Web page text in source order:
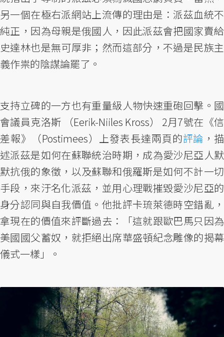
另一個在極右派網站上流傳的理由是：派茲血統不
純正，因為母親是俄國人，因此派茲會把國家賣給
史達林也是無可厚非；然而這部分，不過是民族主
義作祟的陰謀論罷了。
支持立碑的一方也有重量級人物快速重砲回擊。國
會議員克洛斯 （Eerik-Niiles Kross） 2月7號在《信
差報》（Postimees）上發表長達兩頁的評論 ，描
述派茲是如何在蘇聯統治時期，成為愛沙尼亞人默
默抗俄的象徵，以及蘇聯和俄羅斯是如何不計一切
手段，來汙名化派茲，並用心理戰摧毀愛沙尼亞的
身分認同與自我價值。他批評卡琉萊德時空錯亂，
拿現在的價值來評斷過去：「這就跟歐巴馬只因為
美國國父蓄奴，就拒絕出席華盛頓紀念雕像的揭幕
儀式一樣」。